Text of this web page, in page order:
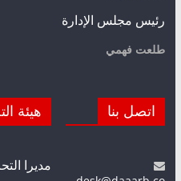
رئيس مجلس الإدارة
طلعت فهمي
اتصل بنا هيئة
مديرا